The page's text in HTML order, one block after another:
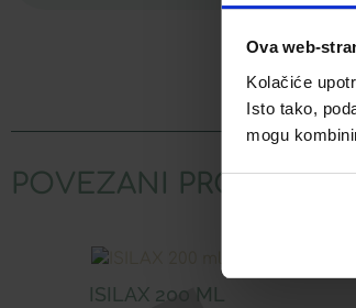
Ova web-
Kolačiće
Isto tako,
mogu
POVEZANI PROIZVODI
ISILAX 200 ML